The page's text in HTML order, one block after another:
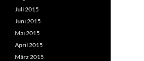
Juli 2015
Juni 2015
Mai 2015
April 2015
März 2015